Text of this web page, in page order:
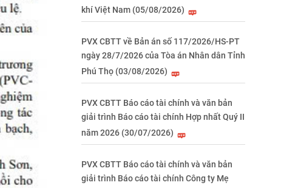
khí Việt Nam (05/08/2026)
PVX CBTT về Bản án số 117/2026/HS-PT
ngày 28/7/2026 của Tòa án Nhân dân Tỉnh
Phú Thọ (03/08/2026)
PVX CBTT Báo cáo tài chính và văn bản
giải trình Báo cáo tài chính Hợp nhất Quý II
năm 2026 (30/07/2026)
PVX CBTT Báo cáo tài chính và văn bản
giải trình Báo cáo tài chính Công ty Mẹ